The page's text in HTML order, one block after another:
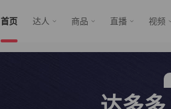
首页 达人 商品 直播 视频